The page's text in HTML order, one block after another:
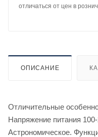
отличаться от цен в
ОПИСАНИЕ
Отличительные
Напряжение питания
Астрономическое.